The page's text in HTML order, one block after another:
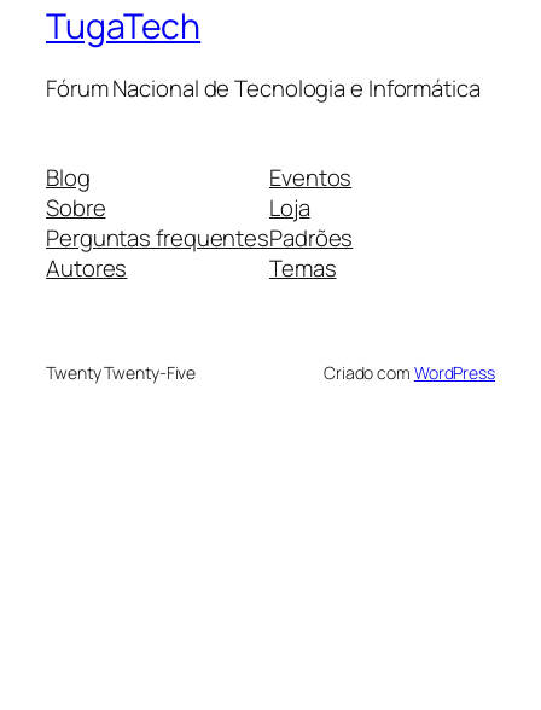
TugaTech
Fórum Nacional de Tecnologia e Informática
Blog
Sobre
Perguntas frequentes
Autores
Eventos
Loja
Padrões
Temas
Twenty Twenty-Five Criado com WordPress